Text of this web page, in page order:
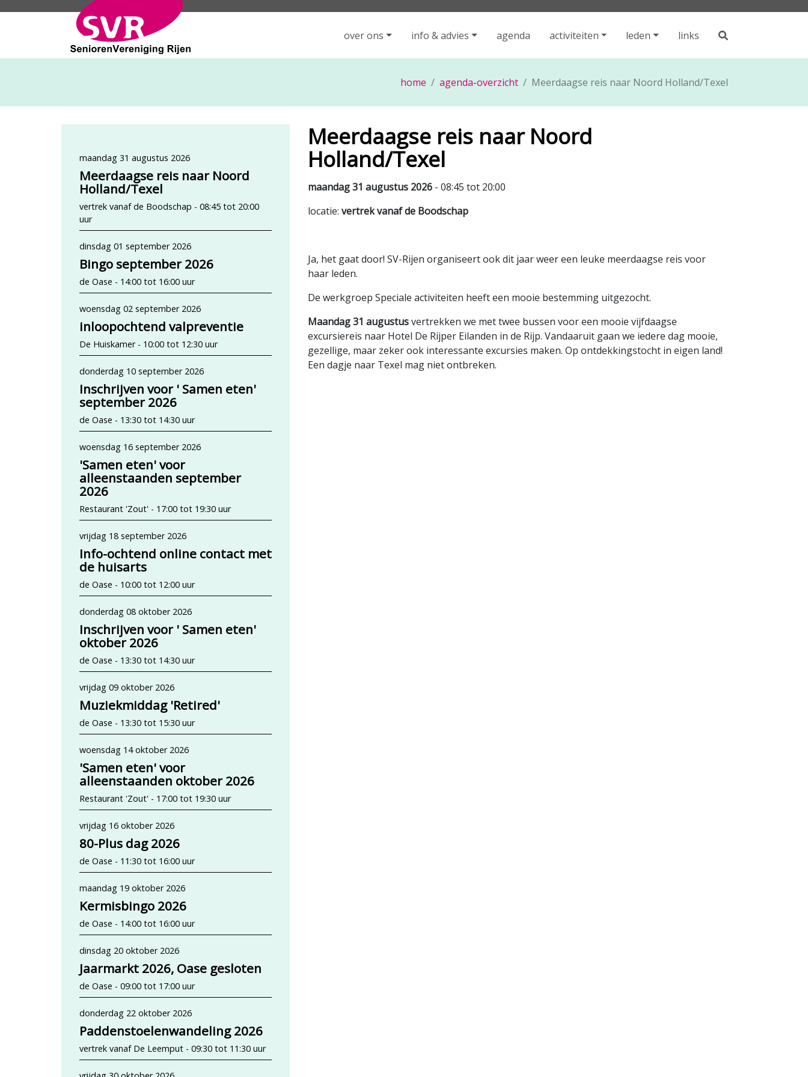
over ons info & advies agenda activiteiten leden links
home agenda-overzicht Meerdaagse reis naar Noord Holland/Texel
maandag 31 augustus 2026
Meerdaagse reis naar Noord
Holland/Texel
vertrek vanaf de Boodschap - 08:45 tot 20:00
uur
dinsdag 01 september 2026
Bingo september 2026
de Oase - 14:00 tot 16:00 uur
woensdag 02 september 2026
inloopochtend valpreventie
De Huiskamer - 10:00 tot 12:30 uur
donderdag 10 september 2026
Inschrijven voor ' Samen eten'
september 2026
de Oase - 13:30 tot 14:30 uur
woensdag 16 september 2026
'Samen eten' voor
alleenstaanden september
2026
Restaurant 'Zout' - 17:00 tot 19:30 uur
vrijdag 18 september 2026
Info-ochtend online contact met
de huisarts
de Oase - 10:00 tot 12:00 uur
donderdag 08 oktober 2026
Inschrijven voor ' Samen eten'
oktober 2026
de Oase - 13:30 tot 14:30 uur
vrijdag 09 oktober 2026
Muziekmiddag 'Retired'
de Oase - 13:30 tot 15:30 uur
woensdag 14 oktober 2026
'Samen eten' voor
alleenstaanden oktober 2026
Restaurant 'Zout' - 17:00 tot 19:30 uur
vrijdag 16 oktober 2026
80-Plus dag 2026
de Oase - 11:30 tot 16:00 uur
maandag 19 oktober 2026
Kermisbingo 2026
de Oase - 14:00 tot 16:00 uur
dinsdag 20 oktober 2026
Jaarmarkt 2026, Oase gesloten
de Oase - 09:00 tot 17:00 uur
donderdag 22 oktober 2026
Paddenstoelenwandeling 2026
vertrek vanaf De Leemput - 09:30 tot 11:30 uur
Meerdaagse reis naar Noord
Holland/Texel
maandag 31 augustus 2026 - 08:45 tot 20:00
locatie: vertrek vanaf de Boodschap
Ja, het gaat door! SV-Rijen organiseert ook dit jaar weer een leuke meerdaagse reis voor
haar leden.
De werkgroep Speciale activiteiten heeft een mooie bestemming uitgezocht.
Maandag 31 augustusvertrekken we met twee bussen voor een mooie vijfdaagse
excursiereis naar Hotel De Rijper Eilanden in de Rijp. Vandaaruit gaan we iedere dag mooie,
gezellige, maar zeker ook interessante excursies maken. Op ontdekkingstocht in eigen land!
Een dagje naar Texel mag niet ontbreken.